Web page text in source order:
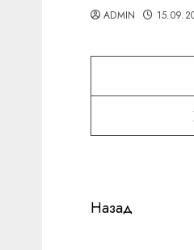
ADMIN
Навигация
Назад